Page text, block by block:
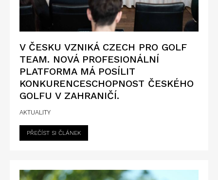
V ČESKU VZNIKÁ CZECH PRO GOLF
TEAM. NOVÁ PROFESIONÁLNÍ
PLATFORMA MÁ POSÍLIT
KONKURENCESCHOPNOST ČESKÉHO
GOLFU V ZAHRANIČÍ.
AKTUALITY
PŘEČÍST SI ČLÁNEK